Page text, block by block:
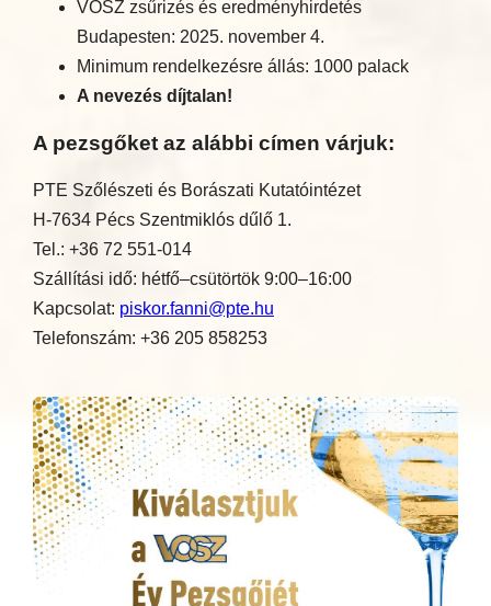
VOSZ zsűrizés és eredményhirdetés
Budapesten: 2025. november 4.
Minimum rendelkezésre állás: 1000 palack
A nevezés díjtalan!
A pezsgőket az alábbi címen várjuk:
PTE Szőlészeti és Borászati Kutatóintézet
H-7634 Pécs Szentmiklós dűlő 1.
Tel.: +36 72 551-014
Szállítási idő: hétfő–csütörtök 9:00–16:00
Kapcsolat: piskor.fanni@pte.hu
Telefonszám: +36 205 858253